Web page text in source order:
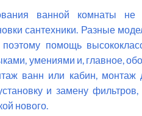
ванной комнаты не
сантехники. Разные
помощь
умениями и, главное,
ванн или кабин, монтаж
и замену
нового.